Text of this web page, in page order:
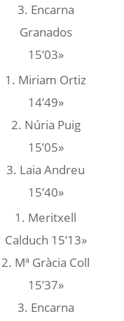
3. Encarna
Granados
15’03»
1. Miriam Ortiz
14’49»
2. Núria Puig
15’05»
3. Laia Andreu
15’40»
1. Meritxell
Calduch 15’13»
2. Mª Gràcia Coll
15’37»
3. Encarna